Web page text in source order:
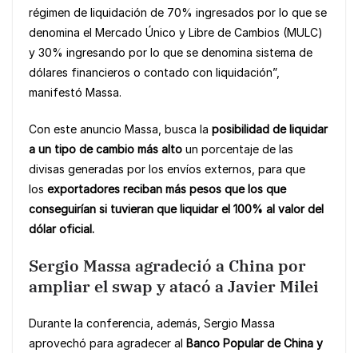
régimen de liquidación de 70% ingresados por lo que se
denomina el Mercado Único y Libre de Cambios (MULC)
y 30% ingresando por lo que se denomina sistema de
dólares financieros o contado con liquidación”,
manifestó Massa.
Con este anuncio Massa, busca la posibilidad de liquidar
a un tipo de cambio más alto un porcentaje de las
divisas generadas por los envíos externos, para que
los exportadores reciban más pesos que los que
conseguirían si tuvieran que liquidar el 100% al valor del
dólar oficial.
Sergio Massa agradeció a China por
ampliar el swap y atacó a Javier Milei
Durante la conferencia, además, Sergio Massa
aprovechó para agradecer al Banco Popular de China y